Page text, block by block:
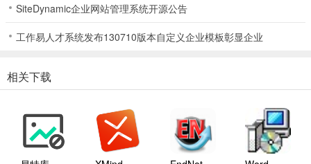
SiteDynamic企业网站管理系统开源公告
工作易人才系统发布130710版本自定义企业模板彰显企业
相关下载